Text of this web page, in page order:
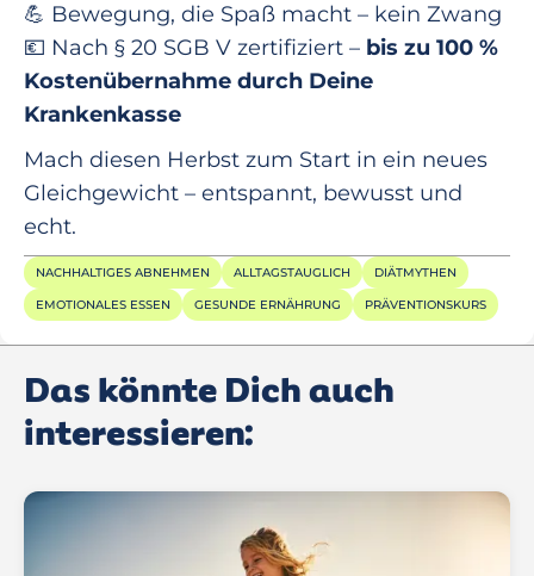
💪 Bewegung, die Spaß macht – kein Zwang
💶 Nach § 20 SGB V zertifiziert – bis zu 100 %
Kostenübernahme durch Deine
Krankenkasse
Mach diesen Herbst zum Start in ein neues
Gleichgewicht – entspannt, bewusst und
echt.
NACHHALTIGES ABNEHMEN ALLTAGSTAUGLICH DIÄTMYTHEN
EMOTIONALES ESSEN GESUNDE ERNÄHRUNG PRÄVENTIONSKURS
Das könnte Dich auch
interessieren: